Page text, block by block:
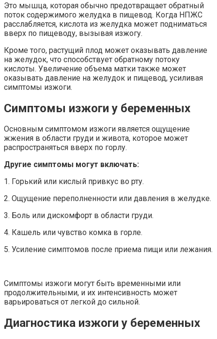
Это мышца, которая обычно предотвращает обратный
поток содержимого желудка в пищевод. Когда НПЖС
расслабляется, кислота из желудка может подниматься
вверх по пищеводу, вызывая изжогу.
Кроме того, растущий плод может оказывать давление
на желудок, что способствует обратному потоку
кислоты. Увеличение объема матки также может
оказывать давление на желудок и пищевод, усиливая
симптомы изжоги.
Симптомы изжоги у беременных
Основным симптомом изжоги является ощущение
жжения в области груди и живота, которое может
распространяться вверх по горлу.
Другие симптомы могут включать:
1. Горький или кислый привкус во рту.
2. Ощущение переполненности или давления в желудке.
3. Боль или дискомфорт в области груди.
4. Кашель или чувство комка в горле.
5. Усиление симптомов после приема пищи или лежания.
Симптомы изжоги могут быть временными или
продолжительными, и их интенсивность может
варьироваться от легкой до сильной.
Диагностика изжоги у беременных